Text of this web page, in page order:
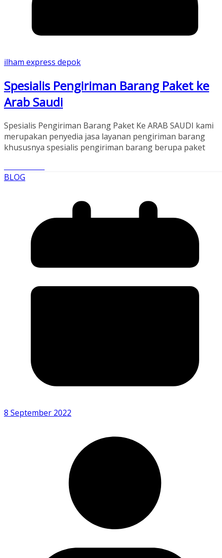
ilham express depok
Spesialis Pengiriman Barang Paket ke
Arab Saudi
Spesialis Pengiriman Barang Paket Ke ARAB SAUDI kami
merupakan penyedia jasa layanan pengiriman barang
khususnya spesialis pengiriman barang berupa paket
BLOG
8 September 2022